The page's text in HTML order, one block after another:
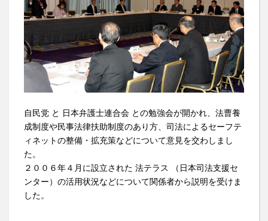
自民党 と 日本弁護士連合会 との勉強会が開かれ、法曹養
成制度や民事法律扶助制度のあり方、司法によるセーフテ
ィネットの整備・拡充策などについて意見を交わしまし
た。
２００６年４月に設立された 法テラス （日本司法支援セ
ンター）の活用状況などについて関係者から説明を受けま
した。